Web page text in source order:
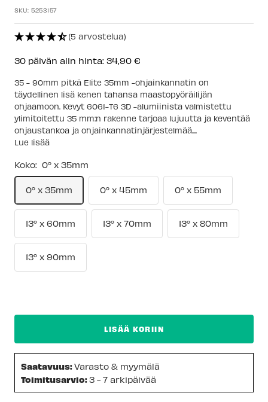
SKU:5253157
(5 arvostelua)
30 päivän alin hinta: 34,90 €
35 - 90mm pitkä Elite 35mm -ohjainkannatin on
täydellinen lisä kenen tahansa maastopyöräilijän
ohjaamoon. Kevyt 6061-T6 3D -alumiinista valmistettu
ylimitoitettu 35 mm:n rakenne tarjoaa lujuutta ja keventää
ohjaustankoa ja ohjainkannatinjärjestelmää....
Lue lisää
Koko: 0° x 35mm
0° x 35mm 0° x 45mm 0° x 55mm
13° x 60mm 13° x 70mm 13° x 80mm
13° x 90mm
LISÄÄ KORIIN
Saatavuus:Varasto & myymälä
Toimitusarvio:3 - 7 arkipäivää